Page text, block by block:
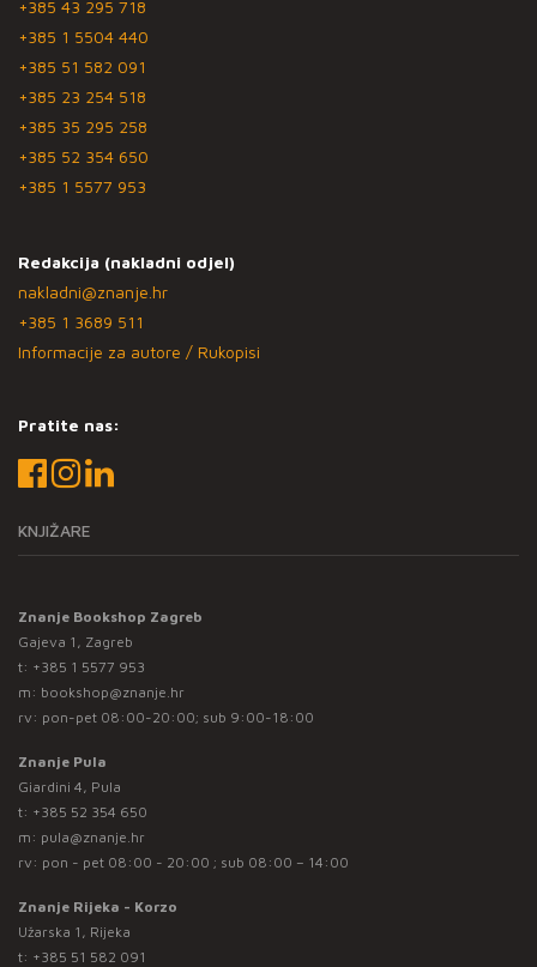
+385 43 295 718
+385 1 5504 440
+385 51 582 091
+385 23 254 518
+385 35 295 258
+385 52 354 650
+385 1 5577 953
Redakcija (nakladni odjel)
nakladni@znanje.hr
+385 1 3689 511
Informacije za autore / Rukopisi
Pratite nas:
KNJIŽARE
Znanje Bookshop Zagreb
Gajeva 1, Zagreb
t: +385 1 5577 953
m: bookshop@znanje.hr
rv: pon-pet 08:00-20:00; sub 9:00-18:00
Znanje Pula
Giardini 4, Pula
t: +385 52 354 650
m: pula@znanje.hr
rv: pon - pet 08:00 - 20:00 ; sub 08:00 – 14:00
Znanje Rijeka - Korzo
Užarska 1, Rijeka
t: +385 51 582 091